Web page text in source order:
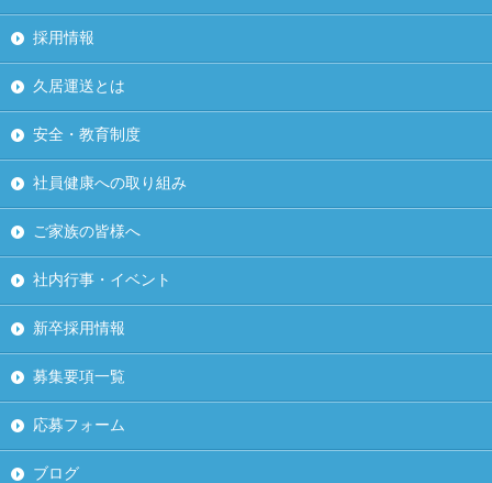
採用情報
久居運送とは
安全・教育制度
社員健康への取り組み
ご家族の皆様へ
社内行事・イベント
新卒採用情報
募集要項一覧
応募フォーム
ブログ